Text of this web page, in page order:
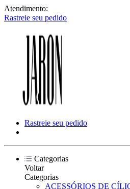
Atendimento:
Rastreie seu pedido
Rastreie seu pedido
Categorias
Voltar
Categorias
ACESSÓRIOS DE